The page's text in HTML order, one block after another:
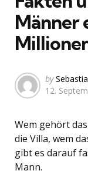
Männer
Posted
by
by
12.
Wem gehört
die Villa, wem
gibt es darauf
Mann.